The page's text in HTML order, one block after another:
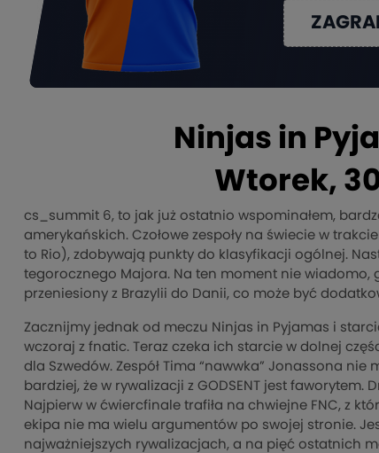
Ninjas in
Wtorek,
cs_summit 6, to jak już ostatnio wspominałem,
amerykańskich. Czołowe zespoły na świecie w
to Rio), zdobywają punkty do klasyfikacji ogólnej.
tegorocznego Majora. Na ten moment nie wiadomo,
przeniesiony z Brazylii do Danii, co może być
Zacznijmy jednak od meczu Ninjas in Pyjamas i
wczoraj z fnatic. Teraz czeka ich starcie w dolnej
dla Szwedów. Zespół Tima “nawwka” Jonassona
bardziej, że w rywalizacji z GODSENT jest faworytem.
Najpierw w ćwiercfinale trafiła na chwiejne FNC, z
ekipa nie ma wielu argumentów po swojej stronie.
najważniejszych rywalizacjach, a na pięć ostatnich